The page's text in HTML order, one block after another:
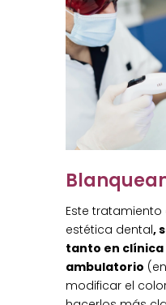
Este
estética dental,
tanto en clínica
ambulatorio
modificar el